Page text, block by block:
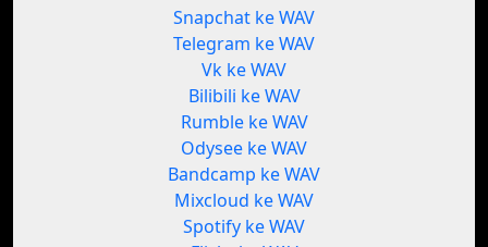
Snapchat ke WAV
Telegram ke WAV
Vk ke WAV
Bilibili ke WAV
Rumble ke WAV
Odysee ke WAV
Bandcamp ke WAV
Mixcloud ke WAV
Spotify ke WAV